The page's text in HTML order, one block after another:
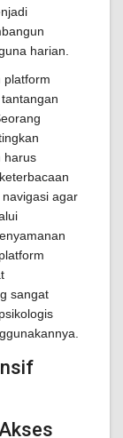
harian.
platform
harus
agar
sangat